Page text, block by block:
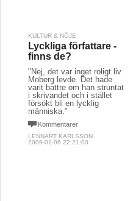
KULTUR & NÖJE
Lyckliga författare -
finns de?
"Nej, det var inget roligt liv
Moberg levde. Det hade
varit bättre om han struntat
i skrivandet och i stället
försökt bli en lycklig
människa."
Kommentarer
LENNART KARLSSON
2009-01-06 22:21:00